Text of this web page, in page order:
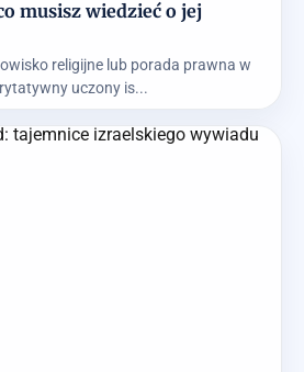
musisz wiedzieć o jej
religijne lub porada prawna w
uczony is...